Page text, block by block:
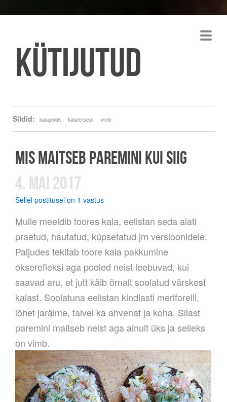
Kütijutud
Sildid: kalapüük kalaretsept vimb
MIS MAITSEB PAREMINI KUI SIIG
4. MAI 2017
Sellel postitusel on 1 vastus
Mulle meeldib toores kala, eelistan seda alati
praetud, hautatud, küpsetatud jm versioonidele.
Paljudes tekitab toore kala pakkumine
okserefleksi aga pooled neist leebuvad, kui
saavad aru, et jutt käib õrnalt soolatud värskest
kalast. Soolatuna eelistan kindlasti meriforelli,
lõhet jaräime, talvel ka ahvenat ja koha. Siiast
paremini maitseb neist aga ainult üks ja selleks
on vimb.